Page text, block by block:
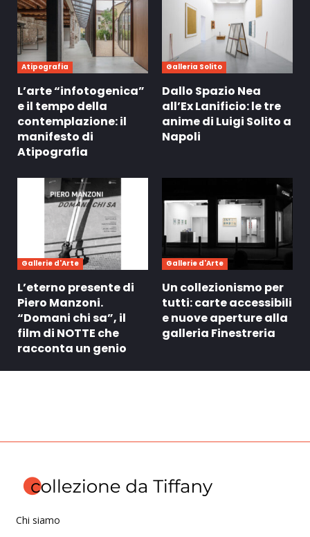
Atipografia
L’arte “infotogenica”
e il tempo della
contemplazione: il
manifesto di
Atipografia
Galleria Solito
Dallo Spazio Nea
all’Ex Lanificio: le tre
anime di Luigi Solito a
Napoli
Gallerie d'Arte
L’eterno presente di
Piero Manzoni.
“Domani chi sa”, il
film di NOTTE che
racconta un genio
Gallerie d'Arte
Un collezionismo per
tutti: carte accessibili
e nuove aperture alla
galleria Finestreria
Chi siamo